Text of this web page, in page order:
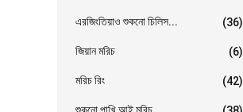
এরজিংতিয়াও শুকনো চিলিস... (36)
জিয়ান মরিচ (6)
মরিচ রিং (42)